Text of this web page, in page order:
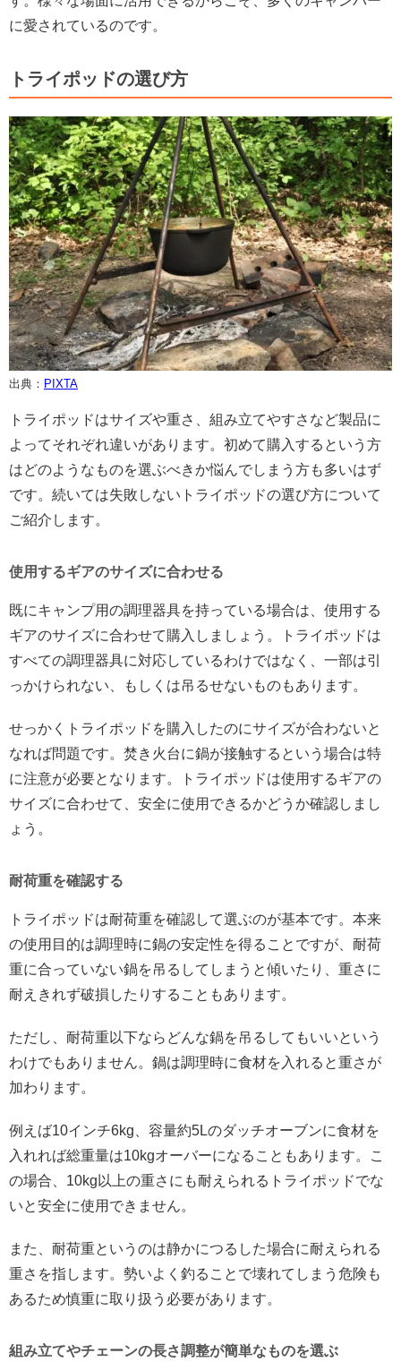
に愛されているのです。
トライポッドの選び方
出典： PIXTA
トライポッドはサイズや重さ、組み立てやすさなど製品に
よってそれぞれ違いがあります。初めて購入するという方
はどのようなものを選ぶべきか悩んでしまう方も多いはず
です。続いては失敗しないトライポッドの選び方について
ご紹介します。
使用するギアのサイズに合わせる
既にキャンプ用の調理器具を持っている場合は、使用する
ギアのサイズに合わせて購入しましょう。トライポッドは
すべての調理器具に対応しているわけではなく、一部は引
っかけられない、もしくは吊るせないものもあります。
せっかくトライポッドを購入したのにサイズが合わないと
なれば問題です。焚き火台に鍋が接触するという場合は特
に注意が必要となります。トライポッドは使用するギアの
サイズに合わせて、安全に使用できるかどうか確認しまし
ょう。
耐荷重を確認する
トライポッドは耐荷重を確認して選ぶのが基本です。本来
の使用目的は調理時に鍋の安定性を得ることですが、耐荷
重に合っていない鍋を吊るしてしまうと傾いたり、重さに
耐えきれず破損したりすることもあります。
ただし、耐荷重以下ならどんな鍋を吊るしてもいいという
わけでもありません。鍋は調理時に食材を入れると重さが
加わります。
例えば10インチ6kg、容量約5Lのダッチオーブンに食材を
入れれば総重量は10kgオーバーになることもあります。こ
の場合、10kg以上の重さにも耐えられるトライポッドでな
いと安全に使用できません。
また、耐荷重というのは静かにつるした場合に耐えられる
重さを指します。勢いよく釣ることで壊れてしまう危険も
あるため慎重に取り扱う必要があります。
組み立てやチェーンの長さ調整が簡単なものを選ぶ